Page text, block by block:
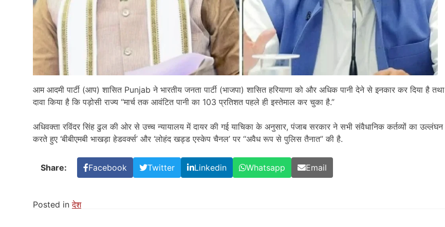
आम आदमी पार्टी (आप) शासित Punjab ने भारतीय जनता पार्टी (भाजपा) शासित हरियाणा को और अधिक पानी देने से इनकार कर दिया है तथा
दावा किया है कि पड़ोसी राज्य ‘‘मार्च तक आवंटित पानी का 103 प्रतिशत पहले ही इस्तेमाल कर चुका है.”
अधिवक्ता रविंदर सिंह ढुल की ओर से उच्च न्यायालय में दायर की गई याचिका के अनुसार, पंजाब सरकार ने सभी संवैधानिक कर्तव्यों का उल्लंघन
करते हुए ‘बीबीएमबी भाखड़ा हेडवर्क्स’ और ‘लोहंद खड्ड एस्केप चैनल’ पर ‘‘अवैध रूप से पुलिस तैनात” की है.
Share: Facebook Twitter Linkedin Whatsapp Email
Posted inदेश